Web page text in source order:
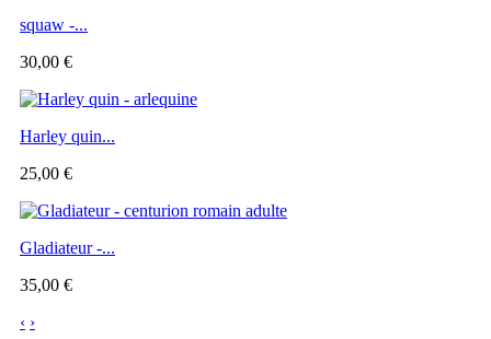
squaw -...
30,00 €
Harley quin...
25,00 €
Gladiateur -...
35,00 €
‹ ›